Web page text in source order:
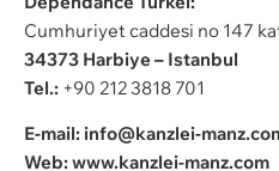
Cumhuriyet caddesi no 147
34373 Harbiye – Istanbul
Tel.: +90 212 3818 701
E-mail: info@kanzlei-
Web: www.kanzlei-manz.com